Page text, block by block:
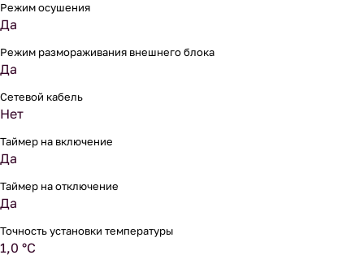
Режим осушения
Да
Режим размораживания внешнего блока
Да
Сетевой кабель
Нет
Таймер на включение
Да
Таймер на отключение
Да
Точность установки температуры
1,0 °С